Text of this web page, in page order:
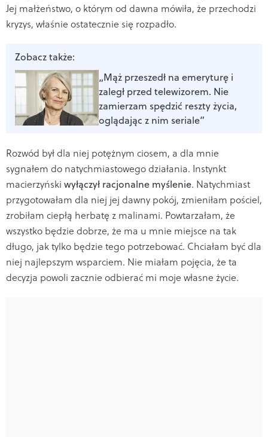
Jej małżeństwo, o którym od dawna mówiła, że przechodzi
kryzys, właśnie ostatecznie się rozpadło.
Zobacz także:
„Mąż przeszedł na emeryturę i
zaległ przed telewizorem. Nie
zamierzam spędzić reszty życia,
oglądając z nim seriale”
Rozwód był dla niej potężnym ciosem, a dla mnie
sygnałem do natychmiastowego działania. Instynkt
macierzyński wyłączył racjonalne myślenie. Natychmiast
przygotowałam dla niej jej dawny pokój, zmieniłam pościel,
zrobiłam ciepłą herbatę z malinami. Powtarzałam, że
wszystko będzie dobrze, że ma u mnie miejsce na tak
długo, jak tylko będzie tego potrzebować. Chciałam być dla
niej najlepszym wsparciem. Nie miałam pojęcia, że ta
decyzja powoli zacznie odbierać mi moje własne życie.